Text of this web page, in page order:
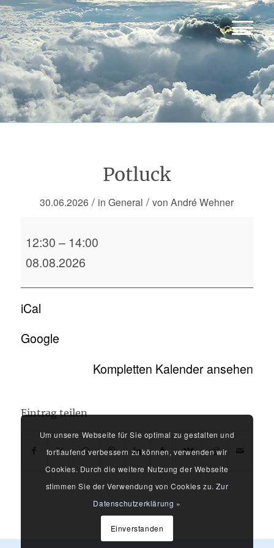
Potluck
30.06.2026 / inGeneral / vonAndré Wehner
12:30 – 14:00
08.08.2026
iCal
Google
Kompletten Kalender ansehen
Eintrag teilen
Um unsere Webseite für Sie optimal zu gestalten und
fortlaufend verbessern zu können, verwenden wir
Cookies. Durch die weitere Nutzung der Webseite
stimmen Sie der Verwendung von Cookies zu.Zur
Datenschutzerklärung »
Einverstanden